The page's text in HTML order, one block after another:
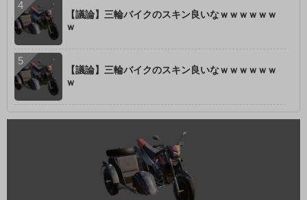
【議論】三輪バイクのスキン良いなｗｗｗｗｗｗ
ｗ
【議論】三輪バイクのスキン良いなｗｗｗｗｗｗ
ｗ